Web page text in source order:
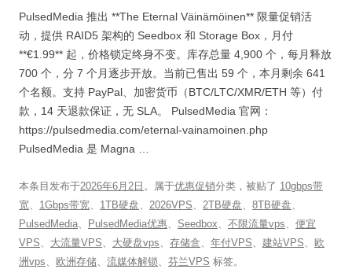
PulsedMedia 推出 **The Eternal Väinämöinen** 限量促销活
动，提供 RAID5 架构的 Seedbox 和 Storage Box，月付
**€1.99** 起，价格锁定终身不变。库存总量 4,900 个，每月释放
700 个，分 7 个月逐步开放。当前已售出 59 个，本月剩余 641
个名额。支持 PayPal、加密货币（BTC/LTC/XMR/ETH 等）付
款，14 天退款保证，无 SLA。 PulsedMedia 官网：
https://pulsedmedia.com/eternal-vainamoinen.php
PulsedMedia 是 Magna …
本条目发布于2026年6月2日 。属于优惠促销分类，被贴了 10gbps带
宽
1Gbps带宽 1TB硬盘 2026VPS 2TB硬盘 8TB硬盘
PulsedMedia
PulsedMedia优惠 Seedbox 不限流量vps
便宜
VPS
大流量VPS 大硬盘vps 存储盒 年付VPS 建站VPS
欧
洲vps
欧洲存储 流媒体解锁 芬兰VPS 标签。